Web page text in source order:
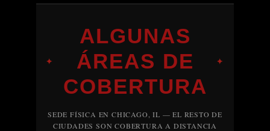
✦
ALGUNAS
ÁREAS DE
COBERTURA
✦
SEDE FÍSICA EN CHICAGO, IL — EL RESTO DE
CIUDADES SON COBERTURA A DISTANCIA